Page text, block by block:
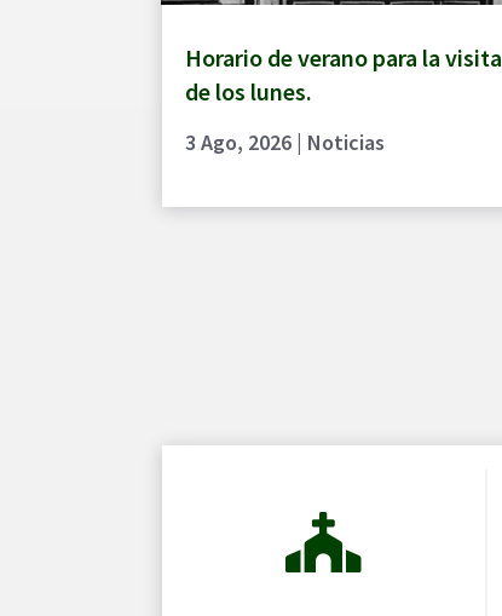
Horario de verano para la visita
de los lunes.
3 Ago, 2026 | Noticias
